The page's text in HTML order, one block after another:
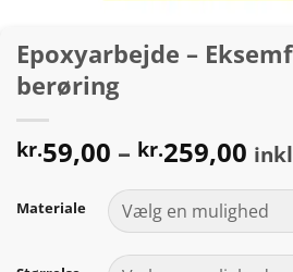
Epoxyarbejde –
berøring
kr.59,00 – kr.259,00
til
Materiale